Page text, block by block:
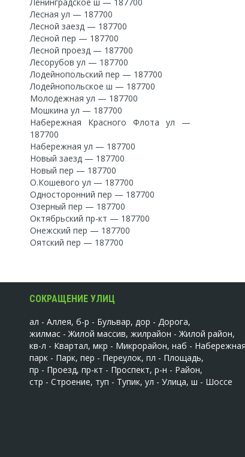
Лесная ул — 187700
Лесной заезд — 187700
Лесной пер — 187700
Лесной проезд — 187700
Лесорубов ул — 187700
Лодейнопольский пер — 187700
Лодейнопольское ш — 187700
Молодежная ул — 187700
Мошкина ул — 187700
Набережная Красного Флота ул —
187700
Набережная ул — 187700
Новый заезд — 187700
Новый пер — 187700
О.Кошевого ул — 187700
Односторонний пер — 187700
Озерный пер — 187700
Октябрьский пр-кт — 187700
Онежский пер — 187700
Оятский пер — 187700
СОКРАЩЕНИЕ УЛИЦ
ал - Аллея, б-р - Бульвар, дор - Дорога,
жилмас - Жилой массив, жилрайон - Жилой район,
кв-л - Квартал, мкр - Микрорайон, наб -
парк - Парк, пер - Переулок, пл - Площадь,
пр - Проезд, пр-кт - Проспект, р-н - Район,
стр - Строение, туп - Тупик, ул - Улица, ш - Шоссе